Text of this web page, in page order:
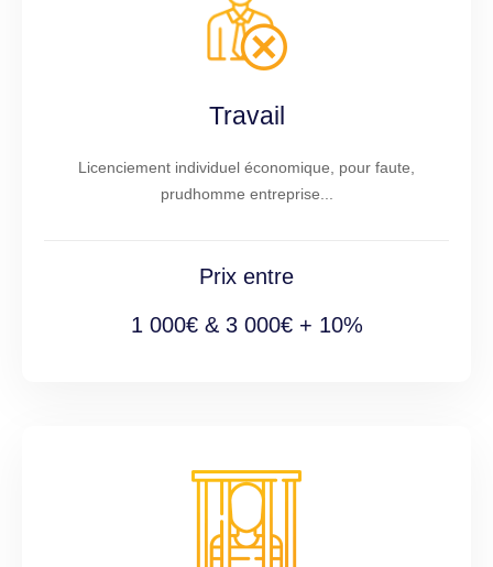
Travail
Licenciement individuel économique, pour faute,
prudhomme entreprise...
Prix entre
1 000€ & 3 000€ + 10%